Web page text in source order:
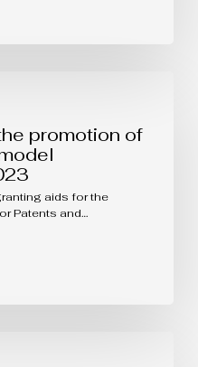
promotion of
aids for the
Patents and…